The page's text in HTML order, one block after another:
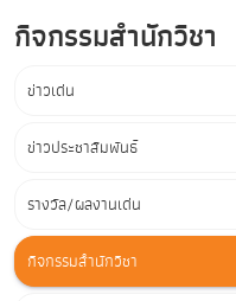
กิจกรรมสำนักวิชา
ข่าวเด่น
ข่าวประชาสัมพันธ์
รางวัล/ผลงานเด่น
กิจกรรมสำนักวิชา